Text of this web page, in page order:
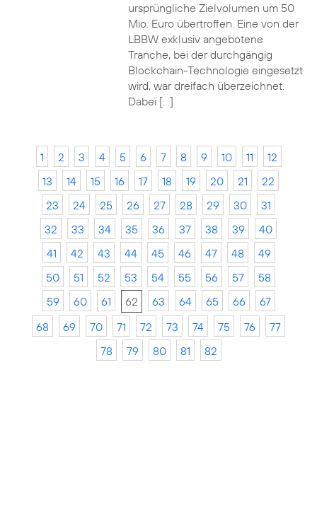
ursprüngliche Zielvolumen um 50
Mio. Euro übertroffen. Eine von der
LBBW exklusiv angebotene
Tranche, bei der durchgängig
Blockchain-Technologie eingesetzt
wird, war dreifach überzeichnet.
Dabei […]
1 2 3 4 5 6 7 8 9 10 11
12
13
14 15 16 17 18 19 20 21
22
23
24 25 26 27 28 29 30
31
32
33 34 35 36 37 38 39
40
41
42 43 44 45 46 47 48
49
50
51 52 53 54 55 56 57
58
59
60 61 62 63 64 65 66
67
68
69 70 71 72 73 74 75 76
77
78
79 80 81 82